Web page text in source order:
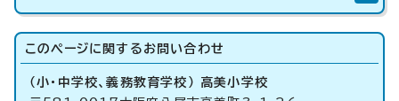
このページに関する お問い合わせ
（小・中学校、義務教育学校） 高美小学校